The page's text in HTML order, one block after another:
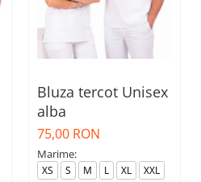
Bluza tercot Unisex
alba
75,00 RON
Marime:
XS S M L XL XXL